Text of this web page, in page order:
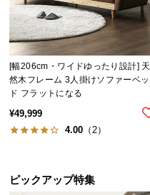
[幅206cm・ワイドゆったり設計] 天
然木フレーム 3人掛けソファーベッ
ド フラットになる
¥49,999
4.00 （2）
ピックアップ特集